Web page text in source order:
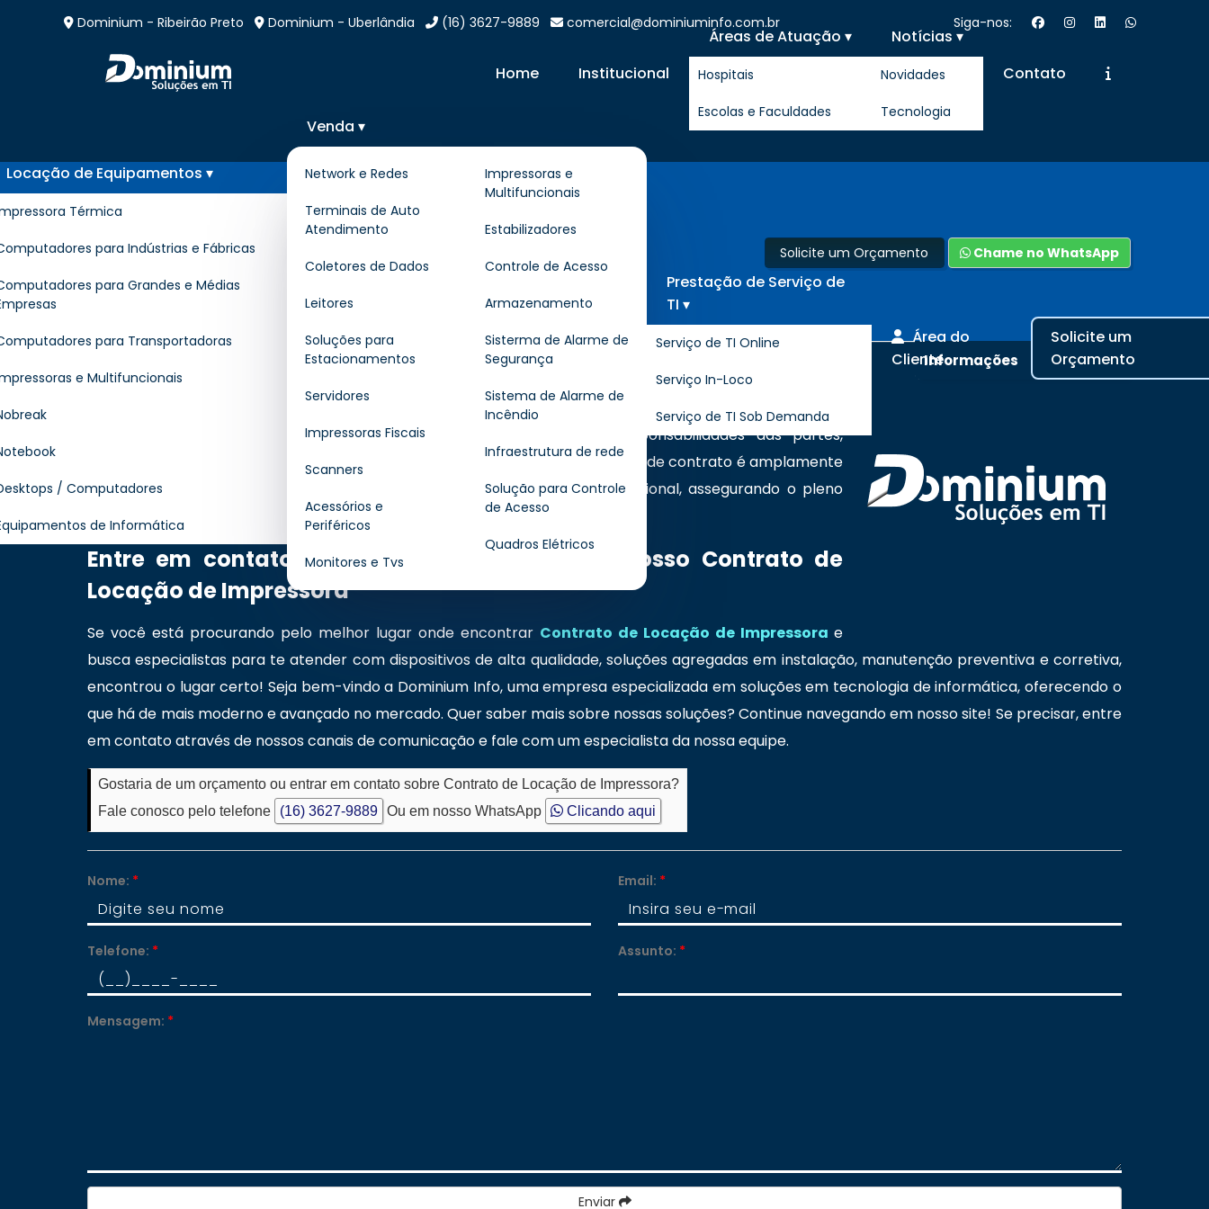
Dominium - Ribeirão Preto Dominium - Uberlândia (16) 3627-9889 comercial@dominiuminfo.com.br Siga-nos:
Home Institucional
Áreas de Atuação ▾
Hospitais
Escolas e Faculdades
Notícias ▾
Novidades
Tecnologia
Contato
Locação de Equipamentos ▾
Térmica
para Indústrias e Fábricas
para Grandes e Médias
para Transportadoras
e Multifuncionais
/ Computadores
de Informática
Venda ▾
Network e Redes
Terminais de Auto
Atendimento
Coletores de Dados
Leitores
Soluções para
Estacionamentos
Servidores
Impressoras Fiscais
Scanners
Acessórios e
Periféricos
Monitores e Tvs
Impressoras e
Multifuncionais
Estabilizadores
Controle de Acesso
Armazenamento
Sisterma de Alarme de
Segurança
Sistema de Alarme de
Incêndio
Infraestrutura de rede
Solução para Controle
de Acesso
Quadros Elétricos
Prestação de Serviço de
TI ▾
Serviço de TI Online
Serviço In-Loco
Serviço de TI Sob Demanda
Área do
Cliente
Solicite um
Orçamento
Contrato de Locação de
Impressora
Contrato de Locação de Impressora
Solicite um Orçamento Chame no WhatsApp
OContrato de Locação de Impressora
é um documento que regulamenta o uso temporário de
impressoras entre locador e locatário, definindo direitos, deveres e condições do serviço. Nele constam
informações como prazo, valores, manutenção, suporte técnico e responsabilidades das partes,
garantindo segurança jurídica e transparência na relação comercial. Esse tipo de contrato é amplamente
utilizado por empresas que buscam controle de custos e eficiência operacional, assegurando o pleno
funcionamento dos equipamentos durante todo o período de locação.
Entre em contato e entenda como funciona nosso Contrato de
Locação de Impressora
Se você está procurando pelo melhor lugar onde encontrar Contrato de Locação de Impressora e
busca especialistas para te atender com dispositivos de alta qualidade, soluções agregadas em instalação, manutenção preventiva e corretiva,
encontrou o lugar certo! Seja bem-vindo a Dominium Info, uma empresa especializada em soluções em tecnologia de informática, oferecendo o
que há de mais moderno e avançado no mercado. Quer saber mais sobre nossas soluções? Continue navegando em nosso site! Se precisar, entre
em contato através de nossos canais de comunicação e fale com um especialista da nossa equipe.
Gostaria de um orçamento ou entrar em contato sobre Contrato de Locação de Impressora?
Fale conosco pelo telefone
(16) 3627-9889 Ou em nosso WhatsApp Clicando aqui
Nome: * Email: *
Telefone: * Assunto: *
Mensagem: *
Enviar
Informações